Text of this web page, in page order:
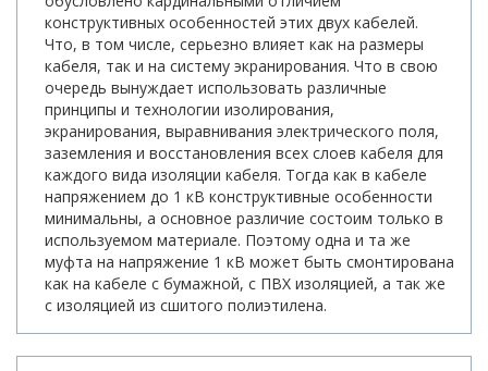
конструктивных особенностей этих двух кабелей.
Что, в том числе, серьезно влияет как на размеры
кабеля, так и на систему экранирования. Что в свою
очередь вынуждает использовать различные
принципы и технологии изолирования,
экранирования, выравнивания электрического поля,
заземления и восстановления всех слоев кабеля для
каждого вида изоляции кабеля. Тогда как в кабеле
напряжением до 1 кВ конструктивные особенности
минимальны, а основное различие состоим только в
используемом материале. Поэтому одна и та же
муфта на напряжение 1 кВ может быть смонтирована
как на кабеле с бумажной, с ПВХ изоляцией, а так же
с изоляцией из сшитого полиэтилена.